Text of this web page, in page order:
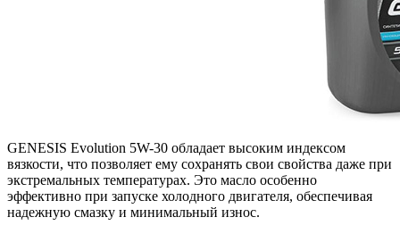
GENESIS Evolution 5W-30 обладает высоким индексом
вязкости, что позволяет ему сохранять свои свойства даже при
экстремальных температурах. Это масло особенно
эффективно при запуске холодного двигателя, обеспечивая
надежную смазку и минимальный износ.